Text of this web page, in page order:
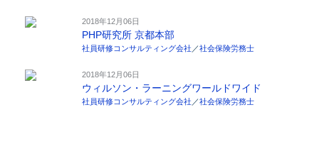
2018年12月06日
PHP研究所 京都本部
社員研修コンサルティング会社 ／社会保険労務士
2018年12月06日
ウィルソン・ラーニングワールドワイド
社員研修コンサルティング会社 ／社会保険労務士